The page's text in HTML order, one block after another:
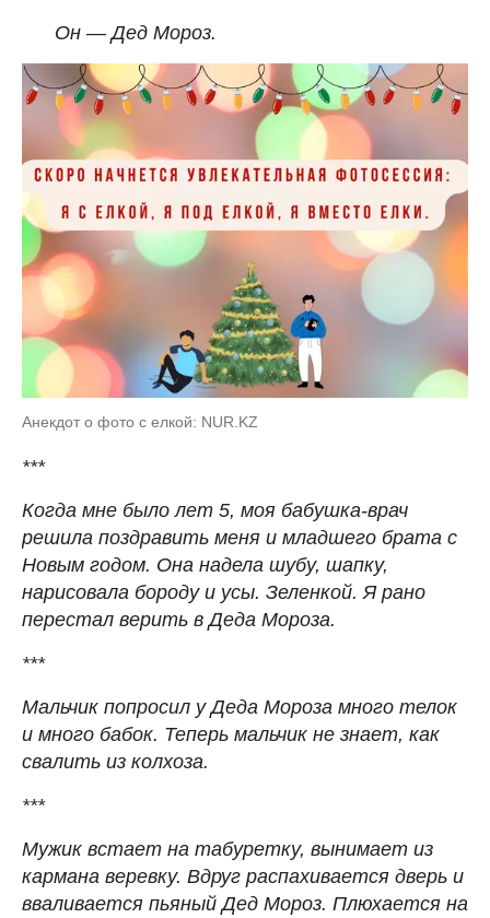
Он — Дед Мороз.
Анекдот о фото с елкой: NUR.KZ
***
Когда мне было лет 5, моя бабушка-врач
решила поздравить меня и младшего брата с
Новым годом. Она надела шубу, шапку,
нарисовала бороду и усы. Зеленкой. Я рано
перестал верить в Деда Мороза.
***
Мальчик попросил у Деда Мороза много телок
и много бабок. Теперь мальчик не знает, как
свалить из колхоза.
***
Мужик встает на табуретку, вынимает из
кармана веревку. Вдруг распахивается дверь и
вваливается пьяный Дед Мороз. Плюхается на